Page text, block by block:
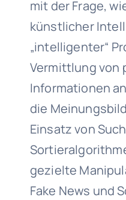
mit der Frage,
künstlicher
„intelligenter“
Vermittlung von
Informationen
die
Einsatz von
gezielte
Fake News und